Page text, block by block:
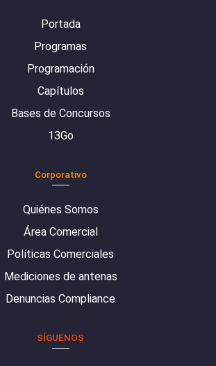
Portada
Programas
Programación
Capítulos
Bases de Concursos
13Go
Corporativo
Quiénes Somos
Área Comercial
Políticas Comerciales
Mediciones de antenas
Denuncias Compliance
SÍGUENOS